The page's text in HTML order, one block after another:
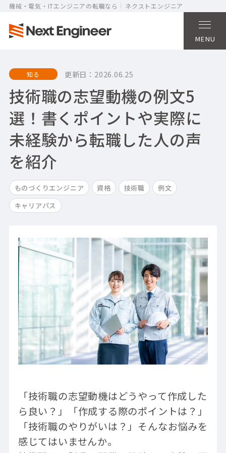
機械・電気・ITエンジニアの転職なら ネクストエンジニア
MENU
知る 更新日： 2026.06.25
技術職の志望動機の例文5
選！書くポイントや実際に
未経験から転職した人の声
を紹介
ものづくりエンジニア 資格 技術職
例文
キャリアパス
「技術職の志望動機はどうやって作成した
ら良い？」「作成する際のポイントは？」
「技術職のやりがいは？」そんなお悩みを
感じてはいませんか。